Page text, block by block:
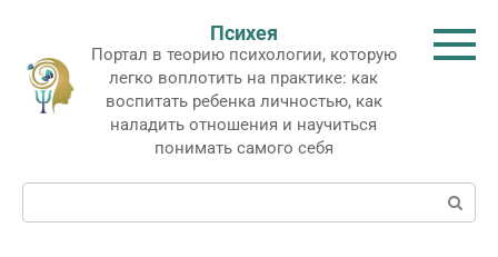
контенту
Психея
Портал в теорию психологии, которую
легко воплотить на практике: как
воспитать ребенка личностью, как
наладить отношения и научиться
понимать самого себя
Поиск: